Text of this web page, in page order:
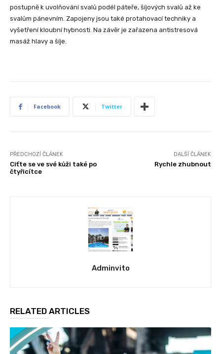
postupně k uvolňování svalů podél páteře, šíjových svalů až ke
svalům pánevním. Zapojeny jsou také protahovací techniky a
vyšetření kloubní hybnosti. Na závěr je zařazena antistresová
masáž hlavy a šíje.
Facebook Twitter
PŘEDCHOZÍ ČLÁNEK
Ciťte se ve své kůži také po
čtyřicítce
DALŠÍ ČLÁNEK
Rychle zhubnout
Adminvito
RELATED ARTICLES